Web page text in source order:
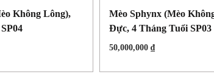
Không Lông),
Mèo Sphynx (mèo
Đực, 4 Tháng Tuổi SP03
50,000,000 ₫